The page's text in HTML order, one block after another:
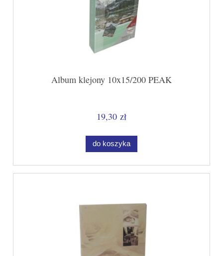
Album klejony 10x15/200 PEAK
19,30 zł
do koszyka